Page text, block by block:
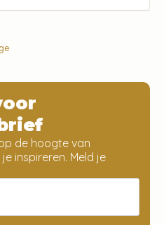
de hoogte van
inspireren. Meld je